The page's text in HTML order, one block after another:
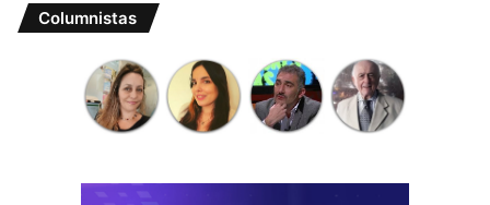
Columnistas